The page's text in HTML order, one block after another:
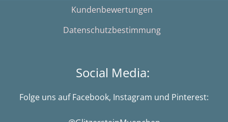
Kundenbewertungen
Datenschutzbestimmung
Social Media:
Folge uns auf Facebook, Instagram und Pinterest: